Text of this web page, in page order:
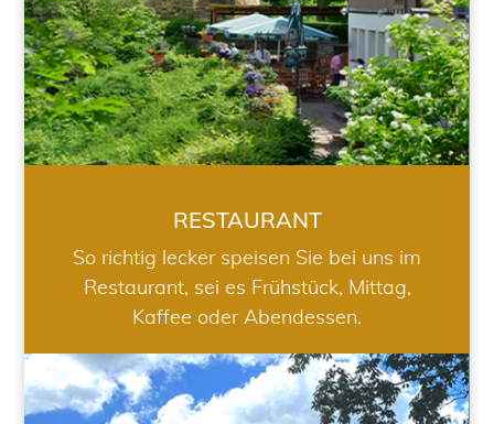
RESTAURANT
So richtig lecker speisen Sie bei uns im
Restaurant, sei es Frühstück, Mittag,
Kaffee oder Abendessen.